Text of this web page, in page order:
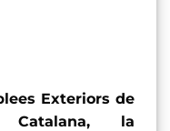
Exteriors de
Catalana, la